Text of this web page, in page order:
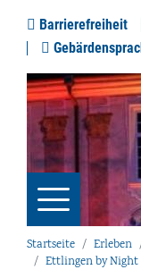
Barrierefreiheit
Startseite Erleben
Ettlingen by Night